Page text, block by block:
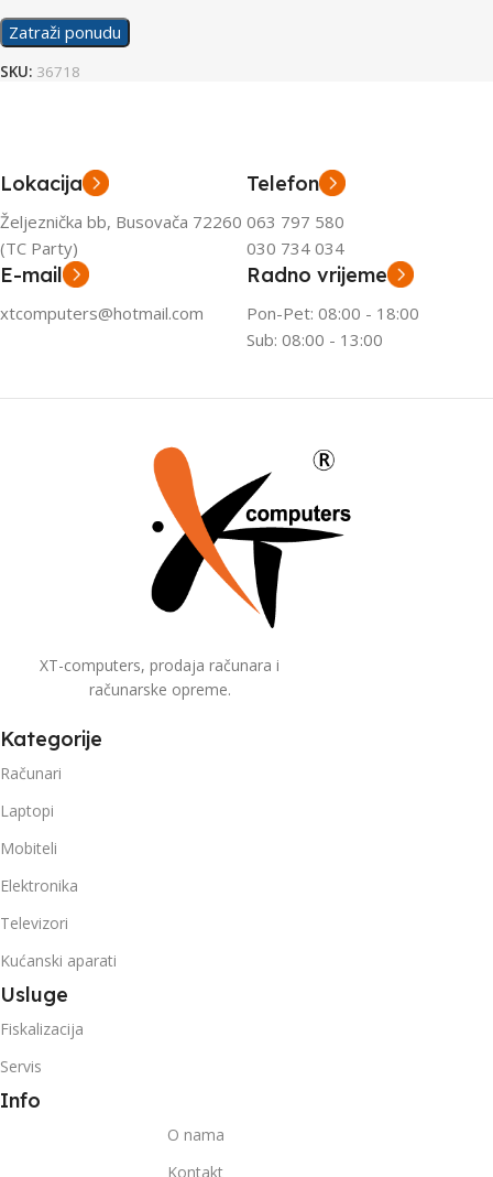
Zatraži ponudu
SKU: 36718
Lokacija
Željeznička bb, Busovača 72260
(TC Party)
Telefon
063 797 580
030 734 034
E-mail
xtcomputers@hotmail.com
Radno vrijeme
Pon-Pet: 08:00 - 18:00
Sub: 08:00 - 13:00
XT-computers, prodaja računara i
računarske opreme.
Kategorije
Računari
Laptopi
Mobiteli
Elektronika
Televizori
Kućanski aparati
Usluge
Fiskalizacija
Servis
Info
O nama
Kontakt